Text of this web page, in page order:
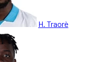
H. Traorè